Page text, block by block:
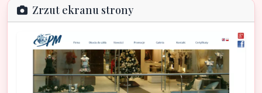
Zrzut ekranu strony